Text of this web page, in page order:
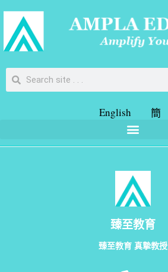
English 簡
臻至教育
臻至教育 真摯教授